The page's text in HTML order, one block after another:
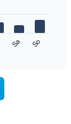
Sa So